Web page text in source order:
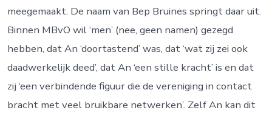
meegemaakt. De naam van Bep Bruines springt daar uit.
Binnen MBvO wil ‘men’ (nee, geen namen) gezegd
hebben, dat An ‘doortastend’ was, dat ‘wat zij zei ook
daadwerkelijk deed’, dat An ‘een stille kracht’ is en dat
zij ‘een verbindende figuur die de vereniging in contact
bracht met veel bruikbare netwerken’. Zelf An kan dit